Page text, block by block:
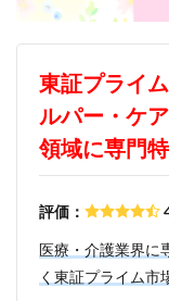
東証プライ
ルパー・ケ
領域に専門
評価：
医療・介護業界に
く東証プライム市